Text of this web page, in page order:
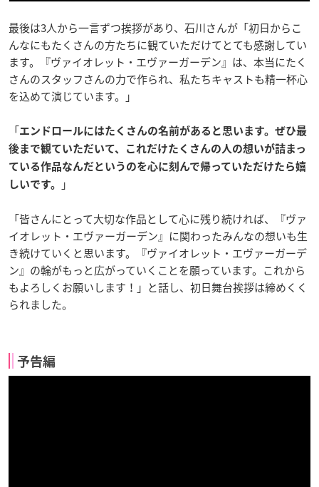
最後は3人から一言ずつ挨拶があり、石川さんが「初日からこ
んなにもたくさんの方たちに観ていただけてとても感謝してい
ます。『ヴァイオレット・エヴァーガーデン』は、本当にたく
さんのスタッフさんの力で作られ、私たちキャストも精一杯心
を込めて演じています。」
「エンドロールにはたくさんの名前があると思います。ぜひ最
後まで観ていただいて、これだけたくさんの人の想いが詰まっ
ている作品なんだというのを心に刻んで帰っていただけたら嬉
しいです。
」
「皆さんにとって大切な作品として心に残り続ければ、『ヴァ
イオレット・エヴァーガーデン』に関わったみんなの想いも生
き続けていくと思います。『ヴァイオレット・エヴァーガーデ
ン』の輪がもっと広がっていくことを願っています。これから
もよろしくお願いします！」と話し、初日舞台挨拶は締めくく
られました。
予告編